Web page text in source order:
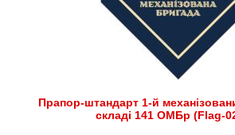
Прапор-штандарт 1-й
складі 141 ОМБр (Flag-